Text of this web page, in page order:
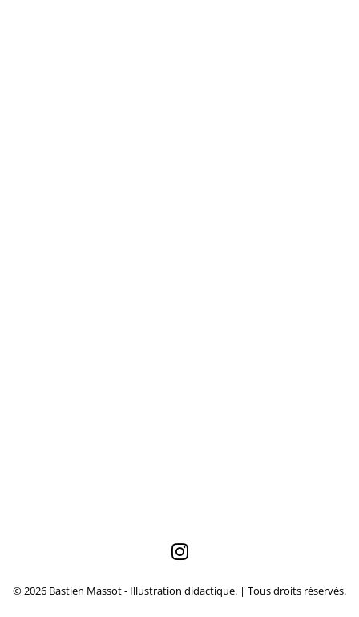
© 2026 Bastien Massot - Illustration didactique. | Tous droits réservés.